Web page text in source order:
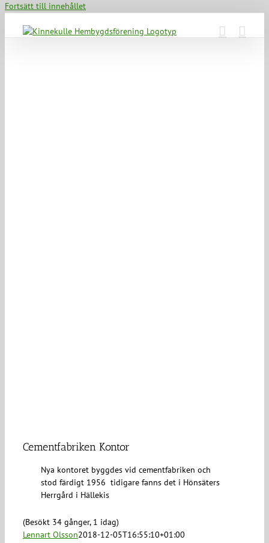
Fortsätt till innehållet
Cementfabriken Kontor
Nya kontoret byggdes vid cementfabriken och
stod färdigt 1956 tidigare fanns det i Hönsäters
Herrgård i Hällekis
(Besökt 34 gånger, 1 idag)
Lennart Olsson2018-12-05T16:55:10+01:00